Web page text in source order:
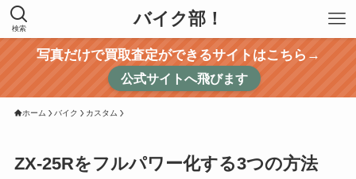
バイク部！
検索
写真だけで買取査定ができるサイトはこちら→
公式サイトへ飛びます
ホーム バイク カスタム
ZX-25Rをフルパワー化する3つの方法